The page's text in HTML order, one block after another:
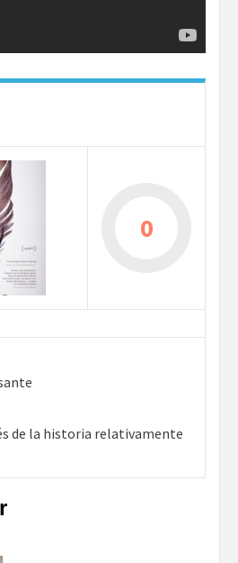
0
de la historia relativamente